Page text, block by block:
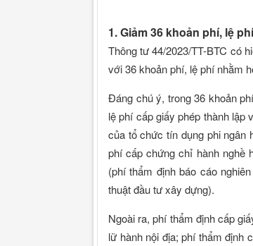
1. Giảm 36 khoản phí, lệ phí
Thông tư 44/2023/TT-BTC có
với 36 khoản phí, lệ phí nhằm
Đáng chú ý, trong 36 khoản
lệ phí cấp giấy phép thành lập
của tổ chức tín dụng phi ngân
phí cấp chứng chỉ hành nghề
(phí thẩm định báo cáo
thuật đầu tư xây dựng).
Ngoài ra, phí thẩm định cấp
lữ hành nội địa; phí thẩm định